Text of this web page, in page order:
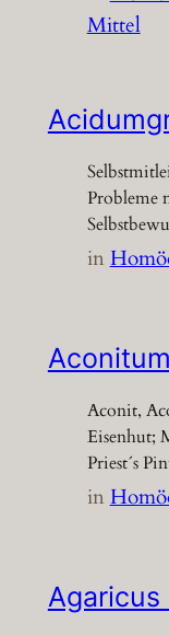
Mittel
Probleme
in
Aconit,
Eisenhut;
Priest´s
in
Agaricus